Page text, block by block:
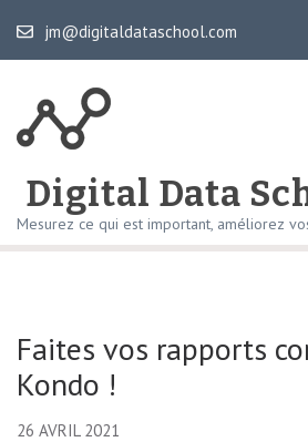
(Pressez
Entrée)
jm@digitaldataschool.com
Digital Data
Mesurez ce qui est important, améliorez
Faites vos rapports
Kondo !
26 AVRIL 2021